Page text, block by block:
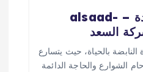
دباب نقل عفش جدة – alsaad-
جدة النابضة بالحياة، حيث يتسارع
الشوارع والحاجة الدائمة